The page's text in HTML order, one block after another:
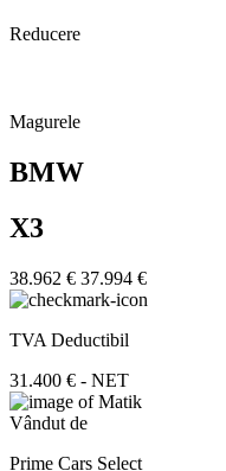
Reducere
Magurele
BMW
X3
38.962 € 37.994 €
TVA Deductibil
31.400 € - NET
Vândut de
Prime Cars Select